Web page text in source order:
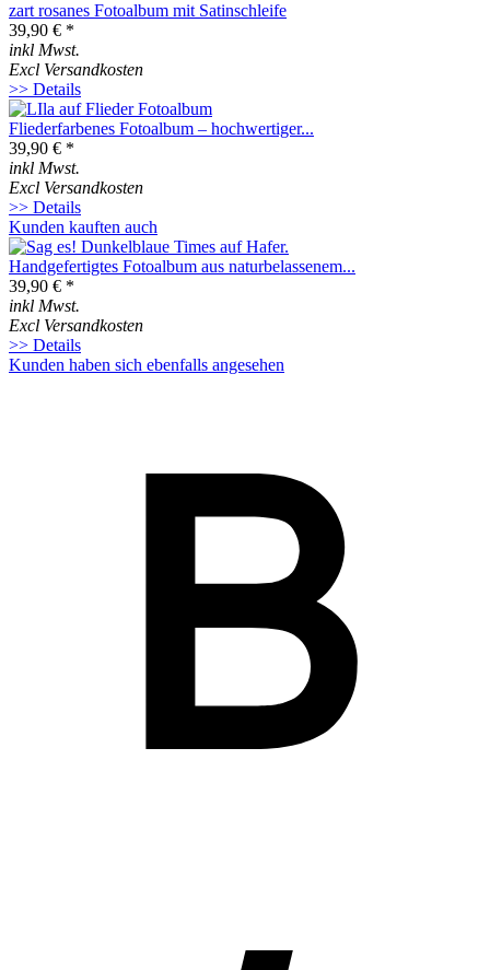
zart rosanes Fotoalbum mit Satinschleife
39,90 € *
inkl Mwst.
Excl Versandkosten
>> Details
Fliederfarbenes Fotoalbum – hochwertiger...
39,90 € *
inkl Mwst.
Excl Versandkosten
>> Details
Kunden kauften auch
Handgefertigtes Fotoalbum aus naturbelassenem...
39,90 € *
inkl Mwst.
Excl Versandkosten
>> Details
Kunden haben sich ebenfalls angesehen